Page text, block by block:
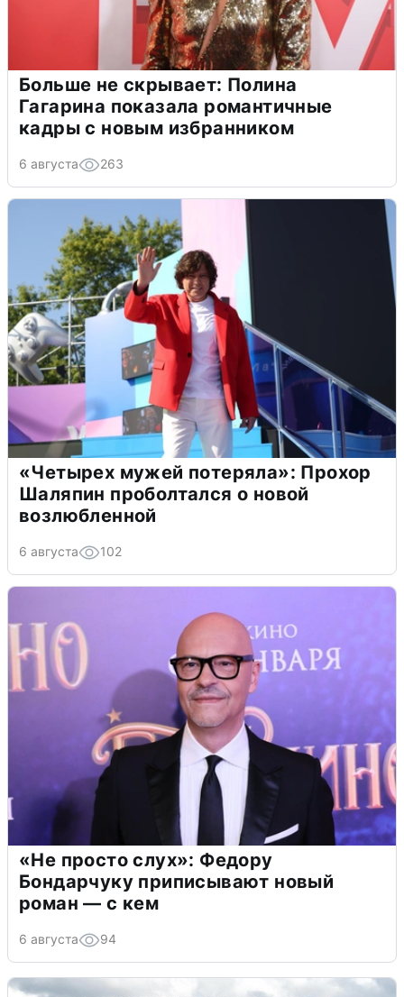
Больше не скрывает: Полина
Гагарина показала романтичные
кадры с новым избранником
6 августа 263
«Четырех мужей потеряла»: Прохор
Шаляпин проболтался о новой
возлюбленной
6 августа 102
«Не просто слух»: Федору
Бондарчуку приписывают новый
роман — с кем
6 августа 94